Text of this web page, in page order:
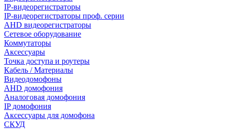
IP-видеорегистраторы
IP-видеорегистраторы проф. серии
AHD видеорегистраторы
Сетевое оборудование
Коммутаторы
Аксессуары
Точка доступа и роутеры
Кабель / Материалы
Видеодомофоны
AHD домофония
Аналоговая домофония
IP домофония
Аксессуары для домофона
СКУД